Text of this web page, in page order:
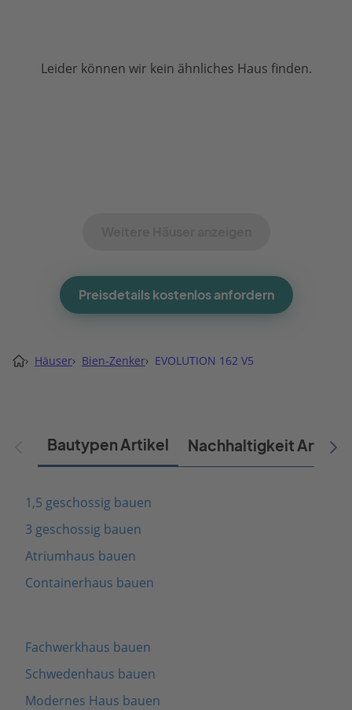
Leider können wir kein ähnliches Haus finden.
Preisdetails kostenlos anfordern
› Häuser› Bien-Zenker› EVOLUTION 162 V5
Bautypen Artikel Nachhaltigkeit Artikel
1,5 geschossig bauen
3 geschossig bauen
Atriumhaus bauen
Containerhaus bauen
Fachwerkhaus bauen
Schwedenhaus bauen
Modernes Haus bauen